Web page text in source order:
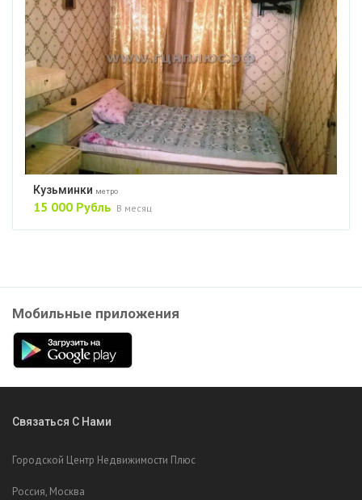
Кузьминки метро
15 000 Рубль В месяц
Мобильные приложения
Связаться С Нами
Городской Центр Недвижимости Плюс
Россия, Москва